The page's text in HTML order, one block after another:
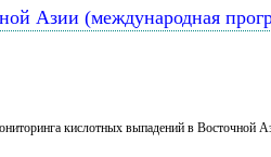
Азии (международная
кислотных выпадений в Восточной